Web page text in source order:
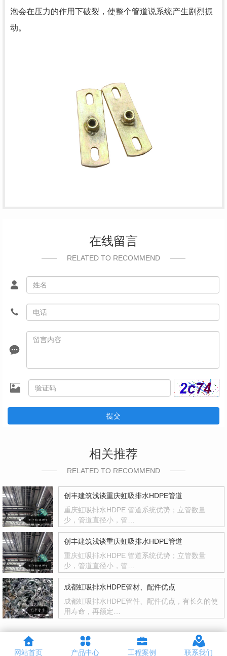
泡会在压力的作用下破裂，使整个管道说系统产生剧烈振
动。
在线留言
RELATED TO RECOMMEND
提交
相关推荐
RELATED TO RECOMMEND
创丰建筑浅谈重庆虹吸排水HDPE管道
重庆虹吸排水HDPE 管道系统优势；立管数量
少，管道直径小，管…
创丰建筑浅谈重庆虹吸排水HDPE管道
重庆虹吸排水HDPE 管道系统优势；立管数量
少，管道直径小，管…
成都虹吸排水HDPE管材、配件优点
成都虹吸排水HDPE管件、配件优点，有长久的使
用寿命，再额定…
网站首页 产品中心 工程案例 联系我们